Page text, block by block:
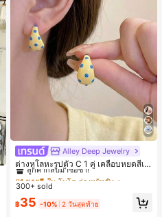
Alley Deep Jewelry
ต่างหูโลหะรูปตัว C 1 คู่ เคลือบหยดสีเห
ลือง ลายจุดสีน้ำเงิน สไตล์ยุโรปและอเม
ริกัน แฟชั่นส่วนตัว หวานและสง่างาม
ดินทาง งานแต่งงาน ปาร์ตี้ วันเกิด ของ
#1 ขายดี ใน โบโฮ ต่างหูผู้หญิง
ลูกค้ากลับมาซื้อซ้ำ!
เกือบหมดแล้ว!
#1 ขายดี ใน โบโฮ ต่างหูผู้หญิง
ลูกค้ากลับมาซื้อซ้ำ!
เกือบหมดแล้ว!
#1 ขายดี ใน โบโฮ ต่างหูผู้หญิง
ลูกค้ากลับมาซื้อซ้ำ!
เกือบหมดแล้ว!
#1 ขายดี
ใน โบโฮ ต่างหูผู้หญิง
300+ sold
฿35 -10% 2 วันสุดท้าย